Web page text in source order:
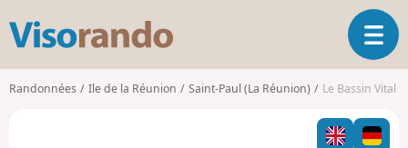
s
o
O
u
v
i
r
Randonnées Ile de la Réunion Saint-Paul (La Réunion) Le Bassin Vital